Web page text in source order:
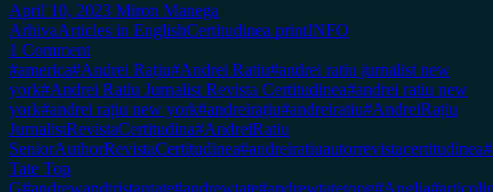
April 10, 2023 Miron Manega
ArhivaArticles in EnglishCertitudinea printINFO
1 Comment
#america#Andrei Rațiu#Andrei Ratiu#andrei ratiu jurnalist new
york#Andrei Ratiu Jurnalist Revista Certitudinea#andrei ratiu new
york#andrei rațiu new york#andreirațiu#andreiratiu#AndreiRațiu
JurnalistRevistaCertitudina#AndreiRatiu
SeniorAuthorRevistaCertitudinea#andreiratiuautorrevistacertitudinea
Tate Top
G#andrewandtristantate#andrewtate#andrewtatetopg#Anglia